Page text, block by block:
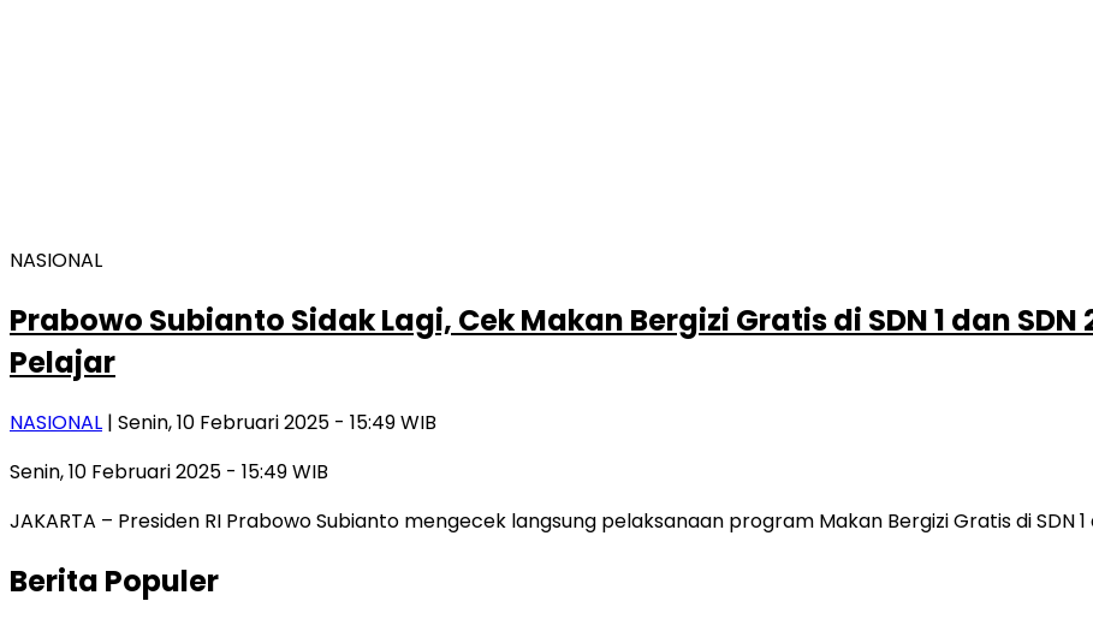
NASIONAL
Prabowo Subianto Sidak Lagi, Cek Makan Bergizi Gratis di SDN 1 dan
Pelajar
NASIONAL | Senin, 10 Februari 2025 - 15:49 WIB
Senin, 10 Februari 2025 - 15:49 WIB
JAKARTA – Presiden RI Prabowo Subianto mengecek langsung pelaksanaan program Makan Bergizi Gratis di SDN 1
Berita Populer